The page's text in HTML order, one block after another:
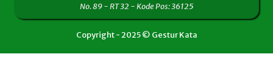
No. 89 - RT 32 - Kode Pos: 36125
Copyright - 2025 © Gestur Kata